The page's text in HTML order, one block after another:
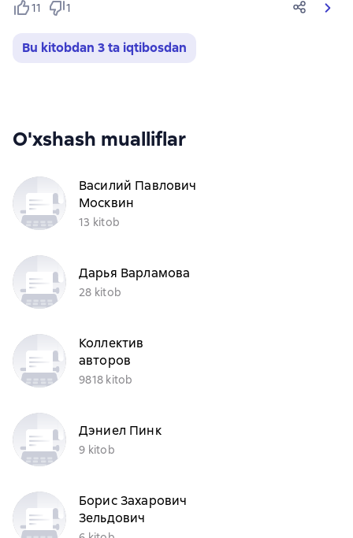
11 1
Bu kitobdan 3 ta iqtibosdan
O'xshash mualliflar
Василий Павлович
Москвин
13 kitob
Дарья Варламова
28 kitob
Коллектив
авторов
9818 kitob
Дэниел Пинк
9 kitob
Борис Захарович
Зельдович